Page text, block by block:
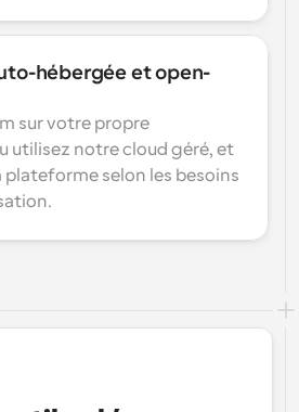
hébergée et open-
sur votre propre
utilisez notre cloud géré, et
plateforme selon les besoins